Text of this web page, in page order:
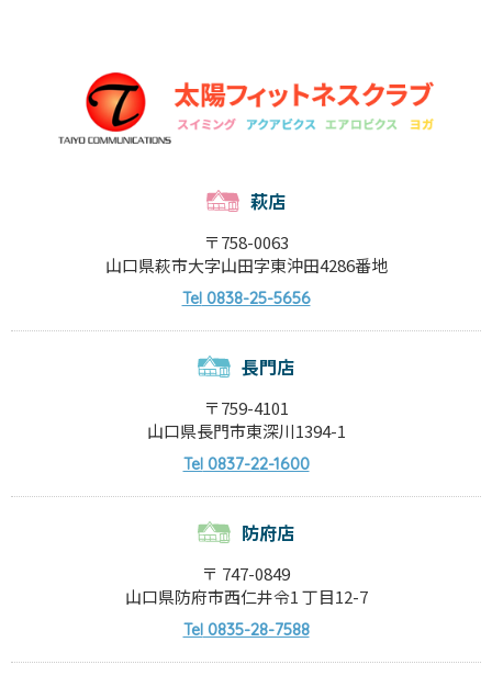
萩店
〒758-0063
山口県萩市大字山田字東沖田4286番地
Tel0838-25-5656
長門店
〒759-4101
山口県長門市東深川1394-1
Tel0837-22-1600
防府店
〒 747-0849
山口県防府市西仁井令1 丁目12-7
Tel0835-28-7588